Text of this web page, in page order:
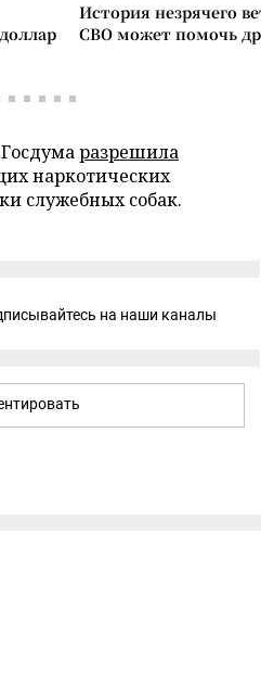
История незрячего
СВО может помочь
разрешила
наркотических
служебных собак.
на наши каналы